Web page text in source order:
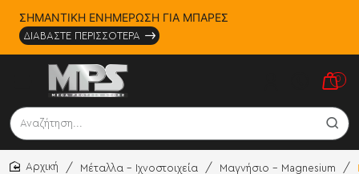
ΣΗΜΑΝΤΙΚΗ ΕΝΗΜΕΡΩΣΗ ΓΙΑ ΜΠΑΡΕΣ
ΔΙΑΒΑΣΤΕ ΠΕΡΙΣΣΟΤΕΡΑ
0
Αναζήτηση...
Μέταλλα - Ιχνοστοιχεία Μαγνήσιο - Magnesium